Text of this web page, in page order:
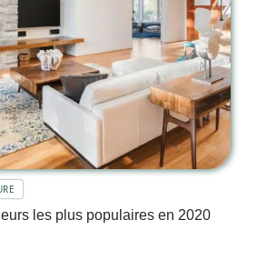
les plus populaires en 2020